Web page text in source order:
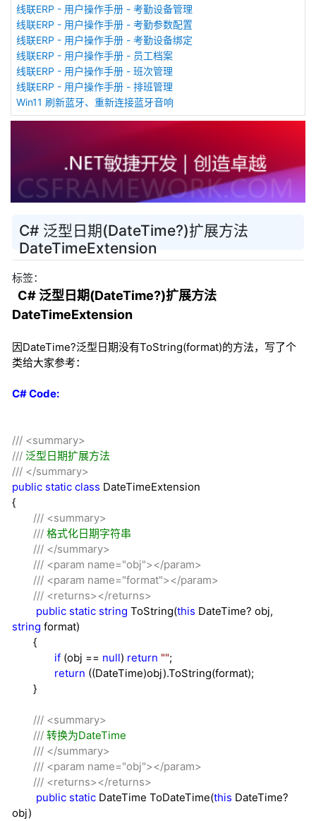
线联ERP - 用户操作手册 - 考勤设备管理
线联ERP - 用户操作手册 - 考勤参数配置
线联ERP - 用户操作手册 - 考勤设备绑定
线联ERP - 用户操作手册 - 员工档案
线联ERP - 用户操作手册 - 班次管理
线联ERP - 用户操作手册 - 排班管理
Win11 刷新蓝牙、重新连接蓝牙音响
C# 泛型日期(DateTime?)扩展方法
DateTimeExtension
标签：
C# 泛型日期(DateTime?)扩展方法
DateTimeExtension
因DateTime?泛型日期没有ToString(format)的方法，写了个
类给大家参考：
C# Code:
/// <summary>
/// 泛型日期扩展方法
/// </summary>
public static class DateTimeExtension
{
/// <summary>
/// 格式化日期字符串
/// </summary>
/// <param name="obj"></param>
/// <param name="format"></param>
/// <returns></returns>
public static string ToString(this DateTime? obj,
string format)
{
if (obj == null) return "";
return ((DateTime)obj).ToString(format);
}
/// <summary>
/// 转换为DateTime
/// </summary>
/// <param name="obj"></param>
/// <returns></returns>
public static DateTime ToDateTime(this DateTime?
obj)